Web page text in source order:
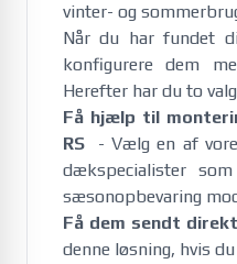
vinter- og
Når du har fundet
konfigurere dem
Herefter har du to
Få hjælp til
RS
- Vælg en af
dækspecialister
sæsonopbevaring
Få dem sendt
denne løsning, hvis